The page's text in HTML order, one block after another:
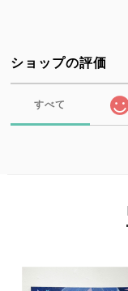
ショップの評価
すべて